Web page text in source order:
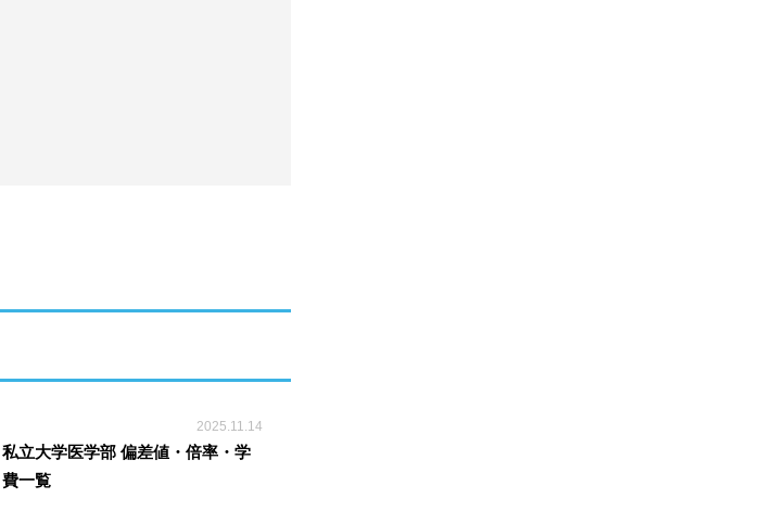
2025.11.14
私立大学医学部 偏差値・倍率・学
費一覧